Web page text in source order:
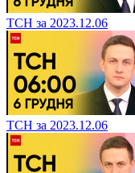
ТСН за 2023.12.06
ТСН за 2023.12.06